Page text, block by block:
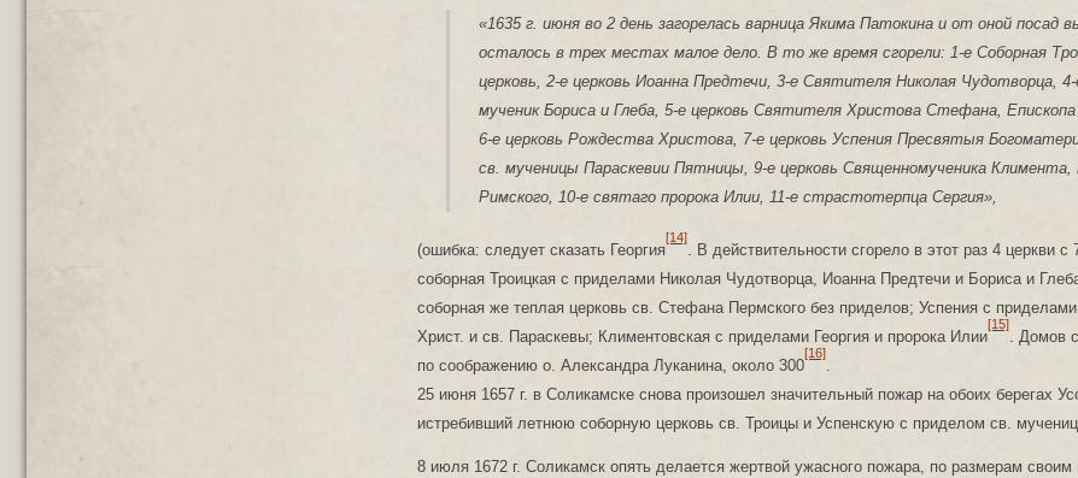
«1635 г. июня во 2 день загорелась варница Якима Патокина и от оной посад
осталось в трех местах малое дело. В то же время сгорели: 1-е Соборная
церковь, 2-е церковь Иоанна Предтечи, 3-е Святителя Николая Чудотворца,
мученик Бориса и Глеба, 5-е церковь Святителя Христова Стефана, Епископа
6-е церковь Рождества Христова, 7-е церковь Успения Пресвятыя
св. мученицы Параскевии Пятницы, 9-е церковь Священномученика Климента,
Римского, 10-е святаго пророка Илии, 11-е страстотерпца Сергия»,
(ошибка: следует сказать Георгия
[14]
. В действительности сгорело в этот раз 4 церкви
соборная Троицкая с приделами Николая Чудотворца, Иоанна Предтечи и Бориса и
соборная же теплая церковь св. Стефана Пермского без приделов; Успения с
Христ. и св. Параскевы; Климентовская с приделами Георгия и пророка Илии
[15]
. Домов
по соображению о. Александра Луканина, около 300
[16]
25 июня 1657 г. в Соликамске снова произошел значительный пожар на обоих берегах
истребивший летнюю соборную церковь св. Троицы и Успенскую с приделом св.
8 июля 1672 г. Соликамск опять делается жертвой ужасного пожара, по размерам